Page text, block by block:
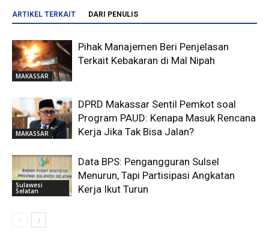
ARTIKEL TERKAIT DARI PENULIS
MAKASSAR
Pihak Manajemen Beri Penjelasan
Terkait Kebakaran di Mal Nipah
MAKASSAR
DPRD Makassar Sentil Pemkot soal
Program PAUD: Kenapa Masuk Rencana
Kerja Jika Tak Bisa Jalan?
Sulawesi
Selatan
Data BPS: Pengangguran Sulsel
Menurun, Tapi Partisipasi Angkatan
Kerja Ikut Turun